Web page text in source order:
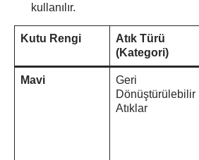
kullanılır.
Kutu Rengi
Atık Türü
(Kategori)
Mavi
Geri
Dönüştürülebilir
Atıklar